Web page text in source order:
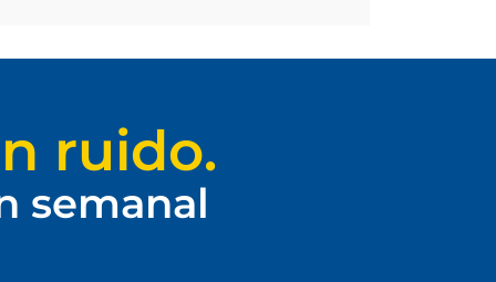
ruido.
semanal